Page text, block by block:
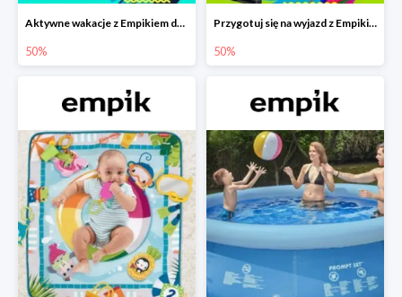
Aktywne wakacje z Empikiem do -50%
50%
Przygotuj się na wyjazd z Empikiem - rabaty do -50%
50%